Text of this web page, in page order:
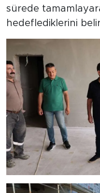
sürede
hedeflediklerini